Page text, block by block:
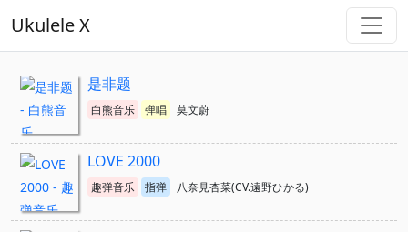
Ukulele X
是非题
白熊音乐 弹唱 莫文蔚
LOVE 2000
趣弹音乐 指弹 八奈見杏菜(CV.遠野ひかる)